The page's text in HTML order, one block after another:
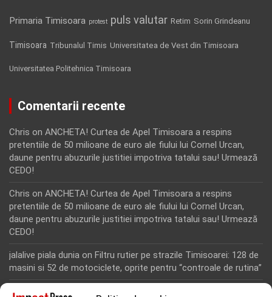
Primaria Timisoara protest puls valutar Retim Sorin Grindeanu
Timisoara Tribunalul Timis Universitatea de Vest din Timisoara
Universitatea Politehnica Timisoara
Comentarii recente
Chris on ANCHETA! Curtea de Apel Timisoara a respins
pretentiile de 50 milioane de euro ale fiului lui Cornel Urcan,
daune pentru abuzurile justitiei impotriva tatalui sau! Urmează
CEDO!
Chris on ANCHETA! Curtea de Apel Timisoara a respins
pretentiile de 50 milioane de euro ale fiului lui Cornel Urcan,
daune pentru abuzurile justitiei impotriva tatalui sau! Urmează
CEDO!
jalalive piala dunia on Filtru rutier pe strazile Timisoarei: 128 de
masini si 52 de motociclete, oprite pentru “controale de rutina”
Rodion Camatoritul